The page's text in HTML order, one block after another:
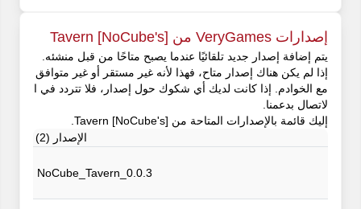
إصدارات VeryGames من [NoCube's] Tavern
يتم إضافة إصدار جديد تلقائيًا عندما يصبح متاحًا من قبل منشئه.
إذا لم يكن هناك إصدار متاح، فهذا لأنه غير مستقر أو غير متوافق
مع الخوادم. إذا كانت لديك أي شكوك حول إصدار، فلا تتردد في ا
لاتصال بدعمنا.
إليك قائمة بالإصدارات المتاحة من [NoCube's] Tavern.
الإصدار (2)
NoCube_Tavern_0.0.3